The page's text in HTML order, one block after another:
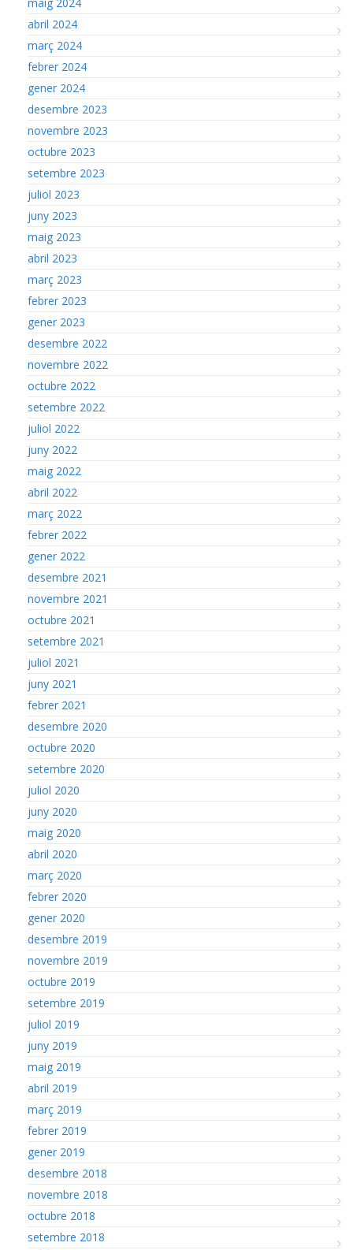
maig 2024
abril 2024
març 2024
febrer 2024
gener 2024
desembre 2023
novembre 2023
octubre 2023
setembre 2023
juliol 2023
juny 2023
maig 2023
abril 2023
març 2023
febrer 2023
gener 2023
desembre 2022
novembre 2022
octubre 2022
setembre 2022
juliol 2022
juny 2022
maig 2022
abril 2022
març 2022
febrer 2022
gener 2022
desembre 2021
novembre 2021
octubre 2021
setembre 2021
juliol 2021
juny 2021
febrer 2021
desembre 2020
octubre 2020
setembre 2020
juliol 2020
juny 2020
maig 2020
abril 2020
març 2020
febrer 2020
gener 2020
desembre 2019
novembre 2019
octubre 2019
setembre 2019
juliol 2019
juny 2019
maig 2019
abril 2019
març 2019
febrer 2019
gener 2019
desembre 2018
novembre 2018
octubre 2018
setembre 2018